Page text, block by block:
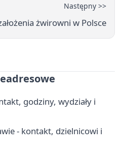
Następny >>
żwirowni w Polsce
godziny, wydziały i
- kontakt, dzielnicowi i